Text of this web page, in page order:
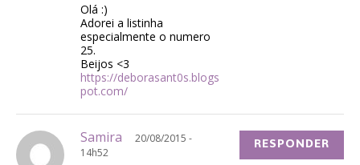
Olá :)
Adorei a listinha
especialmente o numero
25.
Beijos <3
https://deborasant0s.blogs
pot.com/
Samira
20/08/2015 -
14h52
RESPONDER